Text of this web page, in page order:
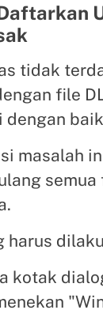
tidak
file
masalah
semua
harus
kotak